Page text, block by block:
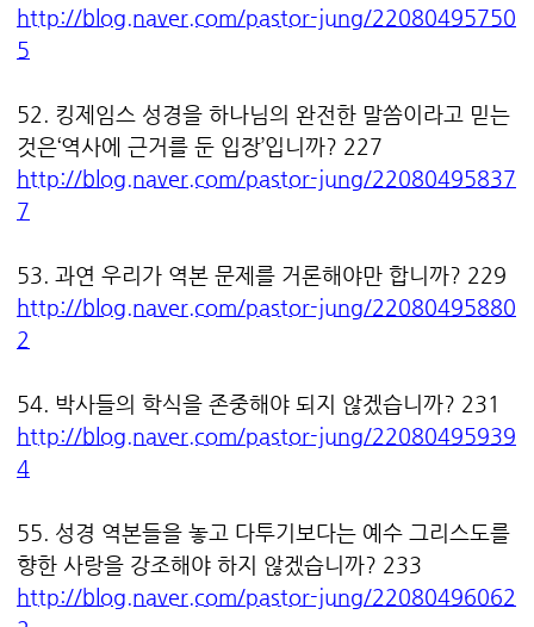
http://blog.naver.com/pastor-jung/22080495750
5
52. 킹제임스 성경을 하나님의 완전한 말씀이라고 믿는
것은‘역사에 근거를 둔 입장’입니까? 227
http://blog.naver.com/pastor-jung/22080495837
7
53. 과연 우리가 역본 문제를 거론해야만 합니까? 229
http://blog.naver.com/pastor-jung/22080495880
2
54. 박사들의 학식을 존중해야 되지 않겠습니까? 231
http://blog.naver.com/pastor-jung/22080495939
4
55. 성경 역본들을 놓고 다투기보다는 예수 그리스도를
향한 사랑을 강조해야 하지 않겠습니까? 233
http://blog.naver.com/pastor-jung/22080496062